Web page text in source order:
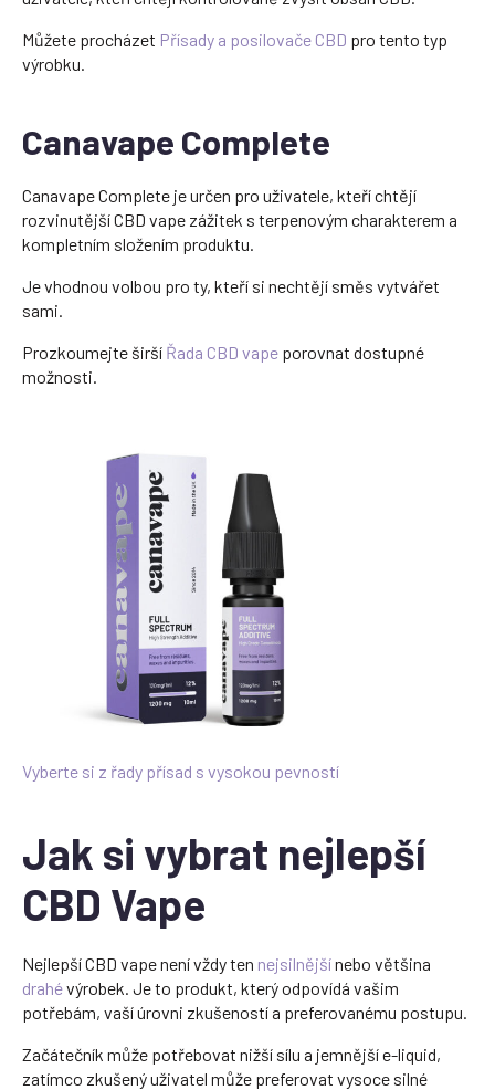
Můžete procházet Přísady a posilovače CBD pro tento typ
výrobku.
Canavape Complete
Canavape Complete je určen pro uživatele, kteří chtějí
rozvinutější CBD vape zážitek s terpenovým charakterem a
kompletním složením produktu.
Je vhodnou volbou pro ty, kteří si nechtějí směs vytvářet
sami.
Prozkoumejte širší Řada CBD vape porovnat dostupné
možnosti.
Vyberte si z řady přísad s vysokou pevností
Jak si vybrat nejlepší
CBD Vape
Nejlepší CBD vape není vždy ten nejsilnějšínebo většina
drahévýrobek. Je to produkt, který odpovídá vašim
potřebám, vaší úrovni zkušeností a preferovanému postupu.
Začátečník může potřebovat nižší sílu a jemnější e-liquid,
zatímco zkušený uživatel může preferovat vysoce silné